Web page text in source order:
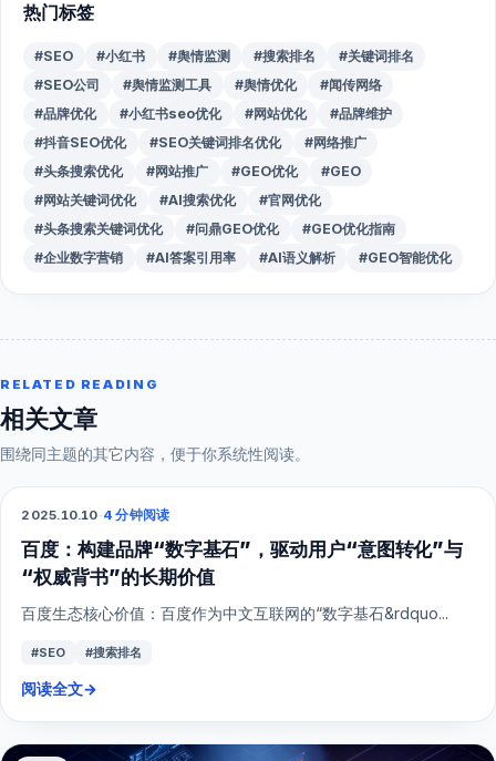
热门标签
#SEO #小红书 #舆情监测 #搜索排名
#关键词排名
#SEO公司
#舆情监测工具 #舆情优化
#闻传网络
#品牌优化
#小红书seo优化 #网站优化
#品牌维护
#抖音SEO优化
#SEO关键词排名优化
#网络推广
#头条搜索优化
#网站推广 #GEO优化
#GEO
#网站关键词优化
#AI搜索优化
#官网优化
#头条搜索关键词优化
#问鼎GEO优化
#GEO优化指南
#企业数字营销
#AI答案引用率 #AI语义解析 #GEO智能优化
RELATED READING
相关文章
围绕同主题的其它内容，便于你系统性阅读。
SEO
2025.10.10·4 分钟阅读
百度：构建品牌“数字基石”，驱动用户“意图转化”与
“权威背书”的长期价值
百度生态核心价值：百度作为中文互联网的“数字基石&rdquo...
#SEO #搜索排名
阅读全文→